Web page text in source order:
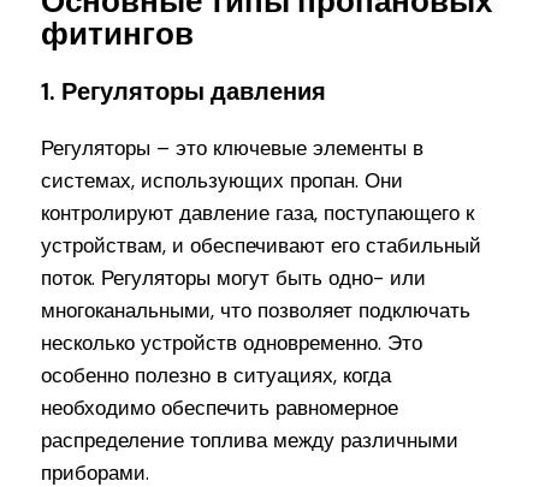
фитингов
1. Регуляторы давления
Регуляторы – это ключевые элементы в
системах, использующих пропан. Они
контролируют давление газа, поступающего к
устройствам, и обеспечивают его стабильный
поток. Регуляторы могут быть одно- или
многоканальными, что позволяет подключать
несколько устройств одновременно. Это
особенно полезно в ситуациях, когда
необходимо обеспечить равномерное
распределение топлива между различными
приборами.